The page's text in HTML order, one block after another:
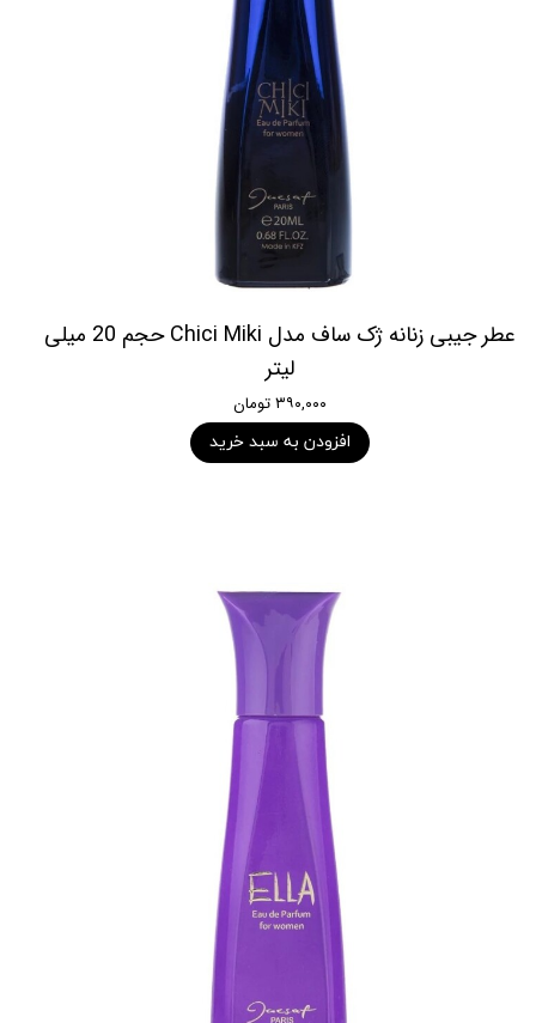
عطر جیبی زنانه ژک ساف مدل Chici Miki حجم 20 میلی
لیتر
۳۹۰,۰۰۰ تومان
افزودن به سبد خرید